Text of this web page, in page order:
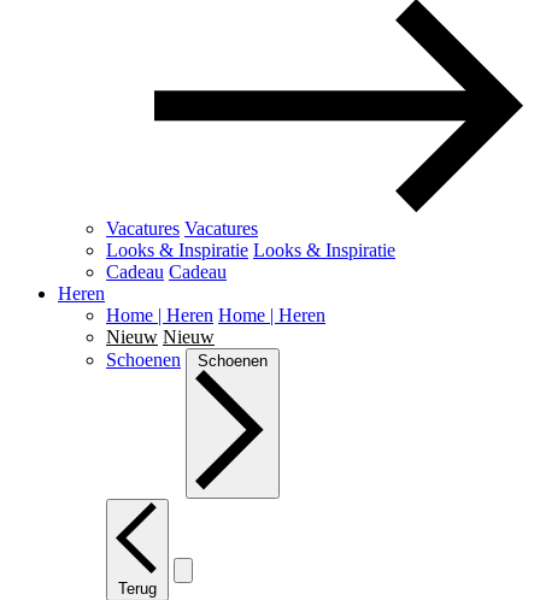
Vacatures Vacatures
Looks & Inspiratie Looks & Inspiratie
Cadeau Cadeau
Heren
Home | Heren Home | Heren
Nieuw Nieuw
Schoenen
Schoenen
Terug